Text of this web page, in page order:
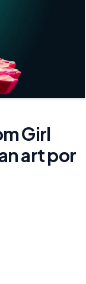
Girl
art por